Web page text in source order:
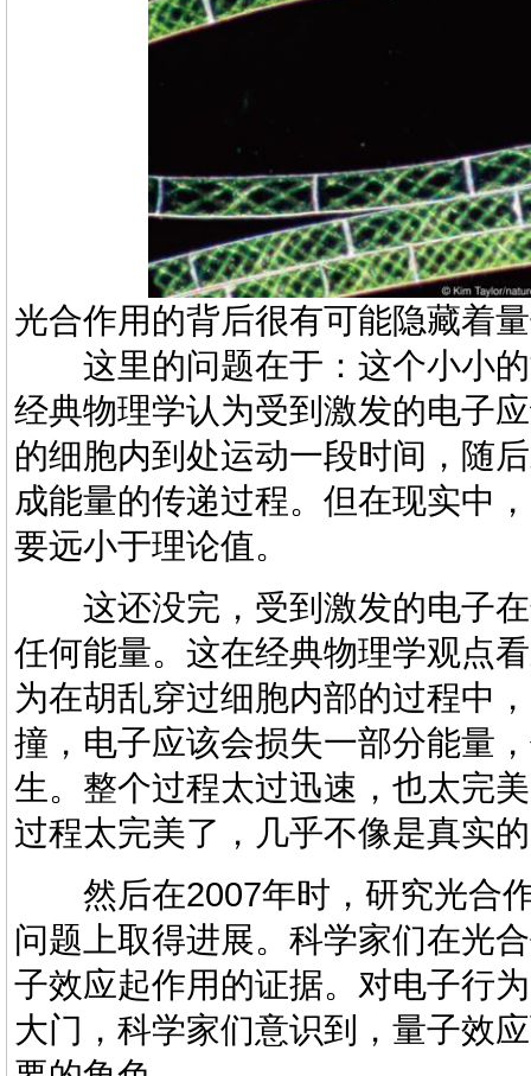
光合作用的背后很有可能隐藏着
这里的问题在于：这个小小的
经典物理学认为受到激发的电子
的细胞内到处运动一段时间，随
成能量的传递过程。但在现实中
要远小于理论值。
这还没完，受到激发的电子在
任何能量。这在经典物理学观点
为在胡乱穿过细胞内部的过程中
撞，电子应该会损失一部分能量
生。整个过程太过迅速，也太完
过程太完美了，几乎不像是真实
然后在2007年时，研究光合
问题上取得进展。科学家们在光
子效应起作用的证据。对电子行
大门，科学家们意识到，量子效